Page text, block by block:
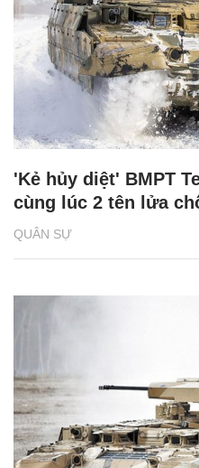
QUÂN SỰ
'Kẻ hủy diệt' BMPT
cùng lúc 2 tên lửa